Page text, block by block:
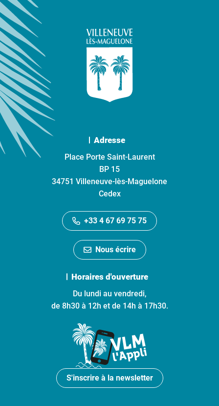
Adresse
Place Porte Saint-Laurent
BP 15
34751 Villeneuve-lès-Maguelone
Cedex
+33 4 67 69 75 75
Nous écrire
Horaires d'ouverture
Du lundi au vendredi,
de 8h30 à 12h et de 14h à 17h30.
S'inscrire à la newsletter